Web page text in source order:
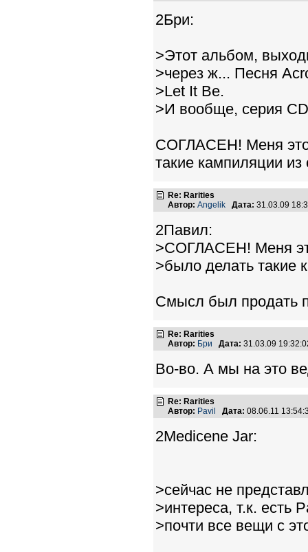
2Бри:
>Этот альбом,
>через ж... Песня
>Let It Be.
>И вообще, серия
СОГЛАСЕН! Меня это
такие кампиляции из
Re: Rarities
Автор: Angelik Дата: 31.03.09
2Павил:
>СОГЛАСЕН! Меня
>было делать такие
Смысл был продать
Re: Rarities
Автор: Бри Дата: 31.03.09
Во-во. А мы на это
Re: Rarities
Автор: Pavil Дата: 08.06.11
2Medicene Jar:
>сейчас не
>интереса, т.к. есть
>почти все вещи с